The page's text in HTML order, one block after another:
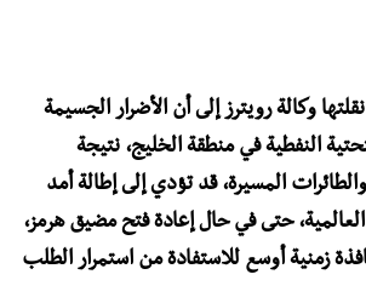
وكالة رويترز إلى أن الأضرار الجسيمة
النفطية في منطقة الخليج، نتيجة
المسيرة، قد تؤدي إلى إطالة أمد
حتى في حال إعادة فتح مضيق هرمز،
زمنية أوسع للاستفادة من استمرار الطلب